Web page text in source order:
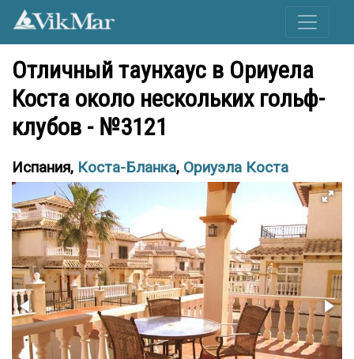
Отличный таунхаус в Ориуела
Коста около нескольких гольф-
клубов - №3121
Испания, Коста-Бланка, Ориуэла Коста